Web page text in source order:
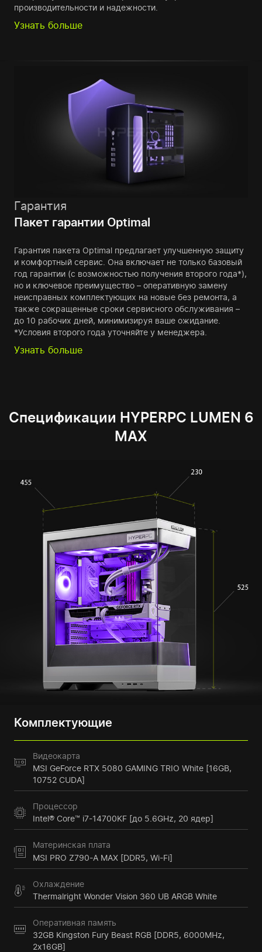
производительности и надежности.
Узнать больше
Гарантия
Пакет гарантии Optimal
Гарантия пакета Optimal предлагает улучшенную защиту
и комфортный сервис. Она включает не только базовый
год гарантии (с возможностью получения второго года*),
но и ключевое преимущество – оперативную замену
неисправных комплектующих на новые без ремонта, а
также сокращенные сроки сервисного обслуживания –
до 10 рабочих дней, минимизируя ваше ожидание.
*Условия второго года уточняйте у менеджера.
Узнать больше
Спецификации HYPERPC LUMEN 6
MAX
Комплектующие
Видеокарта
MSI GeForce RTX 5080 GAMING TRIO White [16GB,
10752 CUDA]
Процессор
Intel® Core™ i7-14700KF [до 5.6GHz, 20 ядер]
Материнская плата
MSI PRO Z790-A MAX [DDR5, Wi-Fi]
Охлаждение
Thermalright Wonder Vision 360 UB ARGB White
Оперативная память
32GB Kingston Fury Beast RGB [DDR5, 6000MHz,
2x16GB]